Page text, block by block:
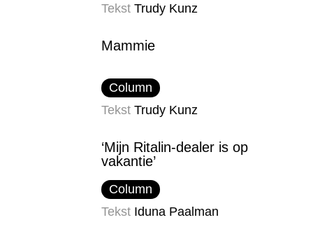
Tekst Trudy Kunz
Mammie
Column
Tekst Trudy Kunz
‘Mijn Ritalin-dealer is op
vakantie’
Column
Tekst Iduna Paalman